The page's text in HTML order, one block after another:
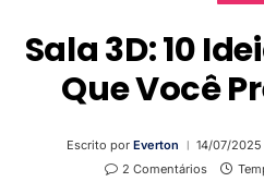
Sala 3D: 10
Que Você
Escrito por Everton 14/07/2025
2 Comentários